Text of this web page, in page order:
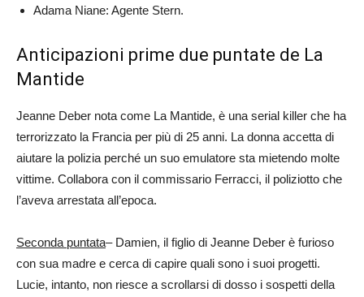
Adama Niane: Agente Stern.
Anticipazioni prime due puntate de La
Mantide
Jeanne Deber nota come La Mantide, è una serial killer che ha
terrorizzato la Francia per più di 25 anni. La donna accetta di
aiutare la polizia perché un suo emulatore sta mietendo molte
vittime. Collabora con il commissario Ferracci, il poliziotto che
l’aveva arrestata all’epoca.
Seconda puntata– Damien, il figlio di Jeanne Deber è furioso
con sua madre e cerca di capire quali sono i suoi progetti.
Lucie, intanto, non riesce a scrollarsi di dosso i sospetti della